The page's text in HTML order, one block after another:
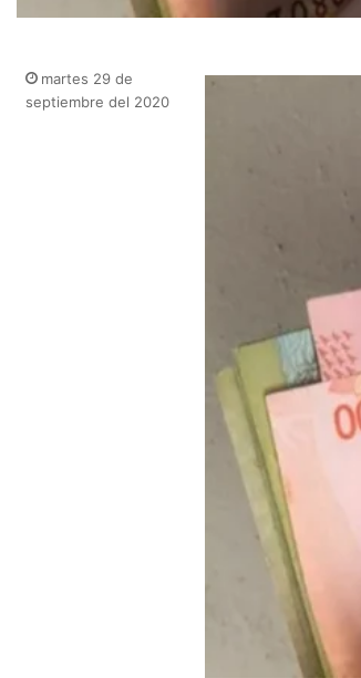
martes 29 de
septiembre del 2020